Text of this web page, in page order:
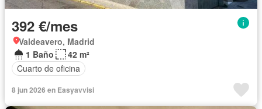
392 €/mes
Valdeavero, Madrid
1 Baño
42 m²
Cuarto de oficina
8 jun 2026 en Easyavvisi